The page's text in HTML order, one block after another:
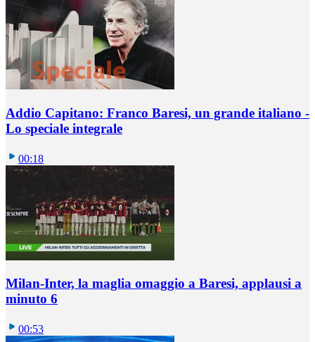
Addio Capitano: Franco Baresi, un grande italiano -
Lo speciale integrale
00:18
Milan-Inter, la maglia omaggio a Baresi, applausi a
minuto 6
00:53